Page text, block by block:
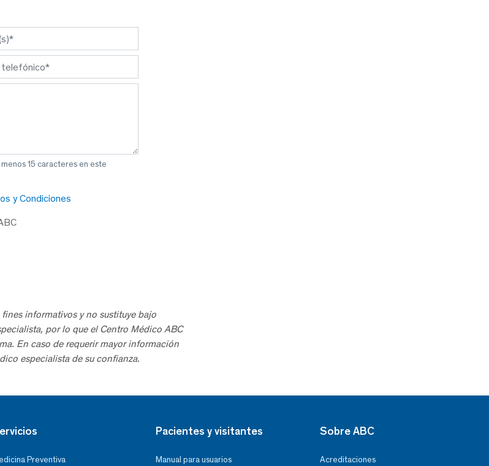
15 caracteres en este
y Condiciones
informativos y no sustituye bajo
por lo que el Centro Médico ABC
En caso de requerir mayor información
especialista de su confianza.
Preventiva
Pacientes y visitantes
Manual para usuarios
Sobre ABC
Acreditaciones